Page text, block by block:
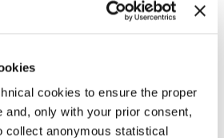
cookies to ensure the proper
and, only with your prior consent,
collect anonymous statistical
sull’Experimental Stage –
Theatre – Katina Paxinou Stage)
di Mario Banushi è presentata